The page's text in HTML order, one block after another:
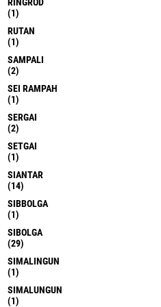
(1)
RUTAN
(1)
SAMPALI
(2)
SEI RAMPAH
(1)
SERGAI
(2)
SETGAI
(1)
SIANTAR
(14)
SIBBOLGA
(1)
SIBOLGA
(29)
SIMALINGUN
(1)
SIMALUNGUN
(1)